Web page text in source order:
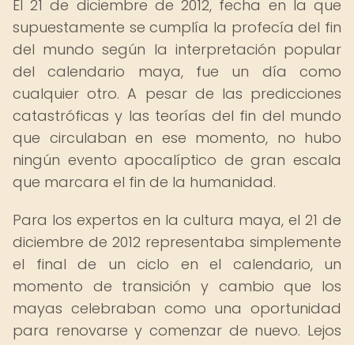
El 21 de diciembre de 2012, fecha en la que
supuestamente se cumplía la profecía del fin
del mundo según la interpretación popular
del calendario maya, fue un día como
cualquier otro. A pesar de las predicciones
catastróficas y las teorías del fin del mundo
que circulaban en ese momento, no hubo
ningún evento apocalíptico de gran escala
que marcara el fin de la humanidad.
Para los expertos en la cultura maya, el 21 de
diciembre de 2012 representaba simplemente
el final de un ciclo en el calendario, un
momento de transición y cambio que los
mayas celebraban como una oportunidad
para renovarse y comenzar de nuevo. Lejos